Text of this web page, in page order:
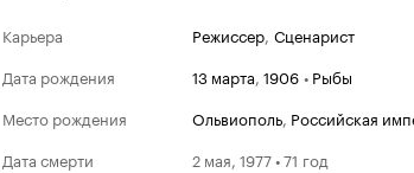
Карьера Режиссер, Сценарист
Дата рождения
13 марта, 1906 • Рыбы
Место рождения
Ольвиополь, Российская
Дата смерти
2 мая, 1977 • 71 год